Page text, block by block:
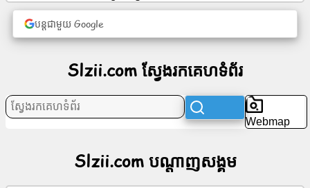
ណ្តា​
ញ​
បន្តជាមួយ Google
Slzii.com ស្វែងរកគេហទំព័រ
Webmap
Slzii.com ប​ណ្តា​ញ​សង្គម